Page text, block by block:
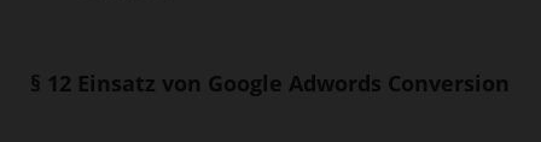
§ 12 Einsatz von Google Adwords Conversion